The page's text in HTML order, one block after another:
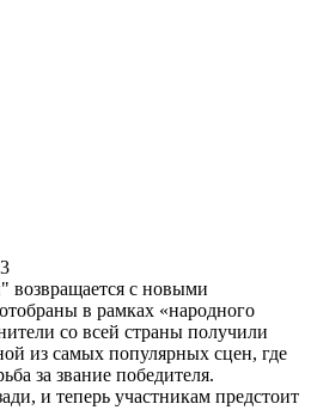
3
возвращается с новыми
в рамках «народного
со всей страны получили
из самых популярных сцен, где
за звание победителя.
и теперь участникам предстоит